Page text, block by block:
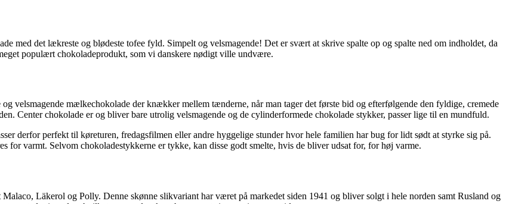
med det lækreste og blødeste tofee fyld. Simpelt og velsmagende! Det er svært at skrive spalte op og spalte ned om indholdet, da
populært chokoladeprodukt, som vi danskere nødigt ville undvære.
velsmagende mælkechokolade der knækker mellem tænderne, når man tager det første bid og efterfølgende den fyldige, cremede
Center chokolade er og bliver bare utrolig velsmagende og de cylinderformede chokolade stykker, passer lige til en mundfuld.
derfor perfekt til køreturen, fredagsfilmen eller andre hyggelige stunder hvor hele familien har bug for lidt sødt at styrke sig på.
for varmt. Selvom chokoladestykkerne er tykke, kan disse godt smelte, hvis de bliver udsat for, for høj varme.
Läkerol og Polly. Denne skønne slikvariant har været på markedet siden 1941 og bliver solgt i hele norden samt Rusland og